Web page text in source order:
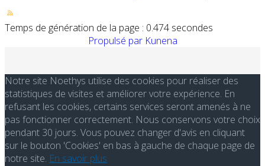
Temps de génération de la page : 0.474 secondes
Propulsé par Kunena
Notre site Noethys utilise des cookies pour réaliser des
statistiques de visites et améliorer votre expérience. En
refusant les cookies, certains services seront amenés à ne
pas fonctionner correctement. Nous conservons votre choix
pendant 30 jours. Vous pouvez changer d'avis en cliquant
sur le bouton 'Cookies' en bas à gauche de chaque page de
notre site. En savoir plus